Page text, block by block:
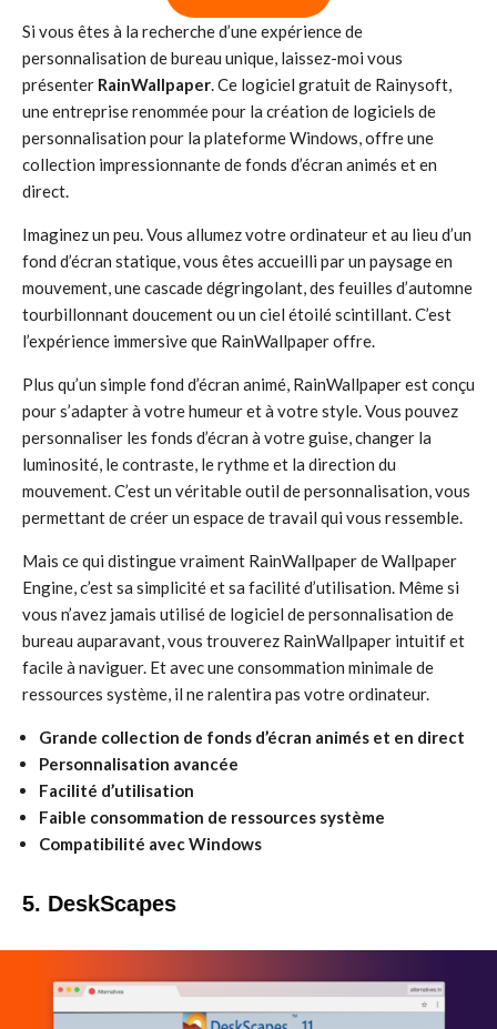
Si vous êtes à la recherche d’une expérience de
personnalisation de bureau unique, laissez-moi vous
présenter RainWallpaper. Ce logiciel gratuit de Rainysoft,
une entreprise renommée pour la création de logiciels de
personnalisation pour la plateforme Windows, offre une
collection impressionnante de fonds d’écran animés et en
direct.
Imaginez un peu. Vous allumez votre ordinateur et au lieu d’un
fond d’écran statique, vous êtes accueilli par un paysage en
mouvement, une cascade dégringolant, des feuilles d’automne
tourbillonnant doucement ou un ciel étoilé scintillant. C’est
l’expérience immersive que RainWallpaper offre.
Plus qu’un simple fond d’écran animé, RainWallpaper est conçu
pour s’adapter à votre humeur et à votre style. Vous pouvez
personnaliser les fonds d’écran à votre guise, changer la
luminosité, le contraste, le rythme et la direction du
mouvement. C’est un véritable outil de personnalisation, vous
permettant de créer un espace de travail qui vous ressemble.
Mais ce qui distingue vraiment RainWallpaper de Wallpaper
Engine, c’est sa simplicité et sa facilité d’utilisation. Même si
vous n’avez jamais utilisé de logiciel de personnalisation de
bureau auparavant, vous trouverez RainWallpaper intuitif et
facile à naviguer. Et avec une consommation minimale de
ressources système, il ne ralentira pas votre ordinateur.
Grande collection de fonds d’écran animés et en direct
Personnalisation avancée
Facilité d’utilisation
Faible consommation de ressources système
Compatibilité avec Windows
5. DeskScapes